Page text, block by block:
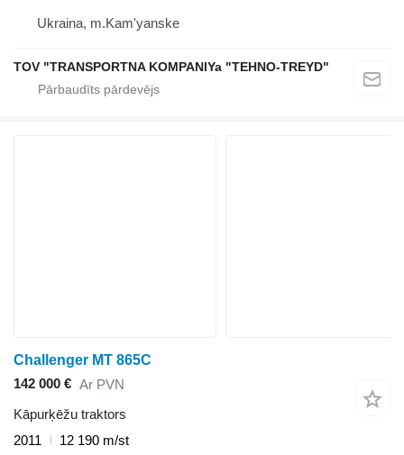
Ukraina, m.Kam'yanske
TOV "TRANSPORTNA KOMPANIYa "TEHNO-TREYD"
Challenger MT 865C
142 000 € Ar PVN
Kāpurķēžu traktors
2011
12 190 m/st